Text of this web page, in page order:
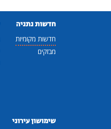
חדשות נתניה
חדשות מקומיות
מבזקים
שימושון עירוני